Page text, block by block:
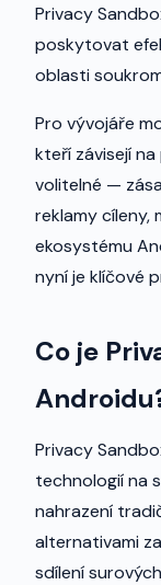
Privacy
poskytovat
oblasti
Pro vývojáře
kteří závisejí
volitelné —
reklamy cíleny,
ekosystému
nyní je klíčové
Co je
Privacy
technologií na
nahrazení
alternativami
sdílení